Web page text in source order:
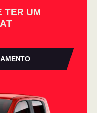
TER UM